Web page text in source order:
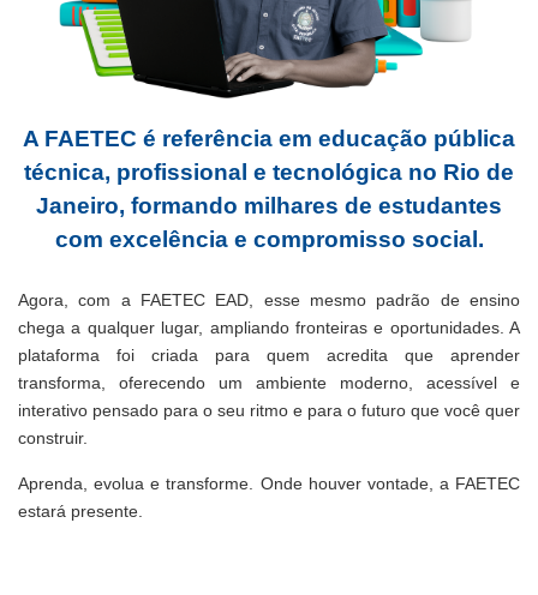
A FAETEC é referência em educação pública
técnica, profissional e tecnológica no Rio de
Janeiro, formando milhares de estudantes
com excelência e compromisso social.
Agora, com a FAETEC EAD, esse mesmo padrão de ensino
chega a qualquer lugar, ampliando fronteiras e oportunidades. A
plataforma foi criada para quem acredita que aprender
transforma, oferecendo um ambiente moderno, acessível e
interativo pensado para o seu ritmo e para o futuro que você quer
construir.
Aprenda, evolua e transforme. Onde houver vontade, a FAETEC
estará presente.